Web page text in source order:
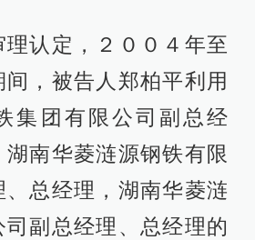
认定，２００４年至
间，被告人郑柏平利用
集团有限公司副总经
南华菱涟源钢铁有限
总经理，湖南华菱涟
副总经理、总经理的